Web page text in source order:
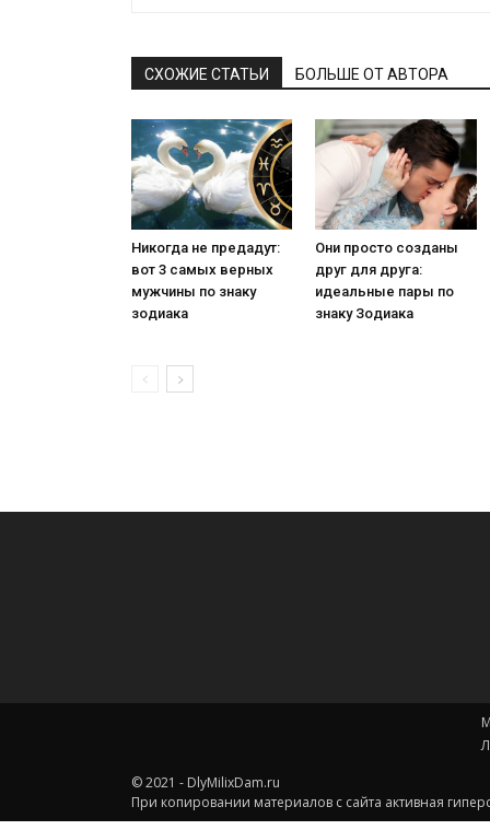
СХОЖИЕ СТАТЬИ БОЛЬШЕ ОТ АВТОРА
Никогда не предадут:
вот 3 самых верных
мужчины по знаку
зодиака
Они просто созданы
друг для друга:
идеальные пары по
знаку Зодиака
© 2021 - DlyMilixDam.ru
При копировании материалов с сайта активная